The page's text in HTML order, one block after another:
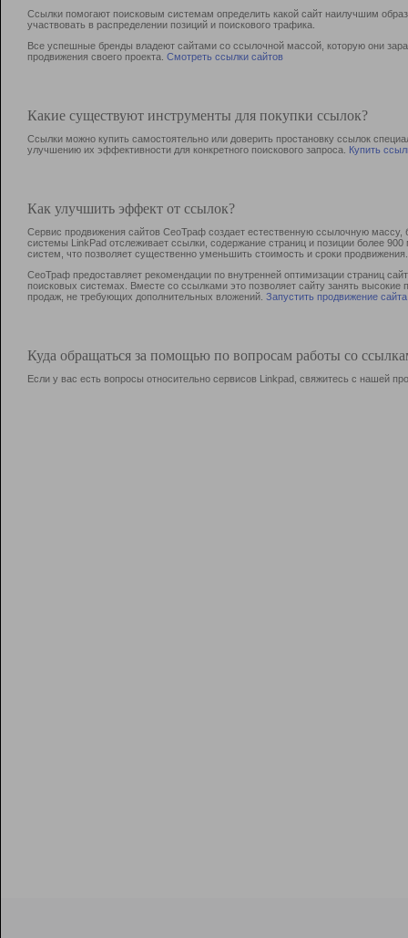
Ссылки помогают поисковым системам определить какой сайт наилучшим
участвовать в раcпределении позиций и поискового трафика.
Все успешные бренды владеют сайтами со ссылочной массой, которую они
продвижения своего проекта. Смотреть ссылки сайтов
Какие существуют инструменты для покупки ссылок?
Ссылки можно купить самостоятельно или доверить простановку ссылок
улучшению их эффективности для конкретного поискового запроса. Купить
Как улучшить эффект от ссылок?
Сервис продвижения сайтов СеоТраф создает естественную ссылочную
системы LinkPad отслеживает ссылки, содержание страниц и позиции более
систем, что позволяет существенно уменьшить стоимость и сроки продвижения.
СеоТраф предоставляет рекомендации по внутренней оптимизации страниц
поисковых системах. Вместе со ссылками это позволяет сайту занять
продаж, не требующих дополнительных вложений. Запустить продвижение сайта
Куда обращаться за помощью по вопросам работы со
Если у вас есть вопросы относительно сервисов Linkpad, свяжитесь с нашей